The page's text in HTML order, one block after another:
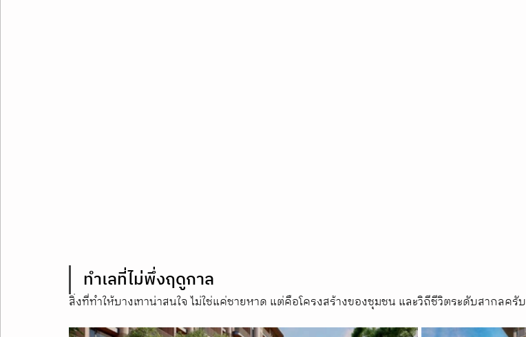
ทำเลที่ไม่พึ่งฤดูกาล
สิ่งที่ทำให้บางเทาน่าสนใจ ไม่ใช่แค่ชายหาด แต่คือโครงสร้างของชุมชน และวิถีชีวิตระดับสากลครับ